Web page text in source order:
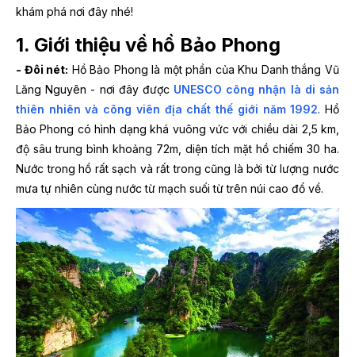
khám phá nơi đây nhé!
1. Giới thiệu về hồ Bảo Phong
- Đôi nét: Hồ Bảo Phong là một phần của Khu Danh thắng Vũ
Lăng Nguyên - nơi đây được UNESCO công nhận là di sản
thiên nhiên và công viên địa chất thế giới năm 1992. Hồ
Bảo Phong có hình dạng khá vuông vức với chiều dài 2,5 km,
độ sâu trung bình khoảng 72m, diện tích mặt hồ chiếm 30 ha.
Nước trong hồ rất sạch và rất trong cũng là bởi từ lượng nước
mưa tự nhiên cùng nước từ mạch suối từ trên núi cao đổ về.